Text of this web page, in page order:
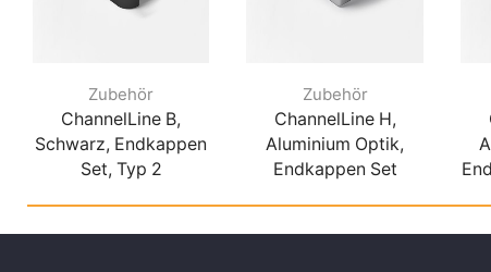
Zubehör
ChannelLine B,
Schwarz, Endkappen
Set, Typ 2
Zubehör
ChannelLine H,
Aluminium Optik,
Endkappen Set